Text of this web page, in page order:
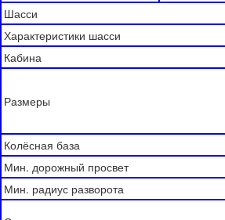
Шасси
Характеристики шасси
Кабина
Размеры
Колёсная база
Мин. дорожный просвет
Мин. радиус разворота